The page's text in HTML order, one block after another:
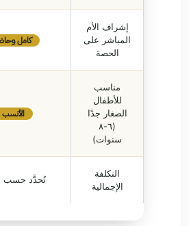
إشراف الأم
المباشر على
الحصة
كامل
مناسب
للأطفال
الصغار جدًا
(٦-٨
سنوات)
الأنسب
التكلفة
الإجمالية
تُحدَّد حسب